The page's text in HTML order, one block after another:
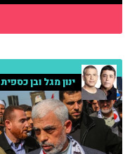
ינון מגל ובן כספית